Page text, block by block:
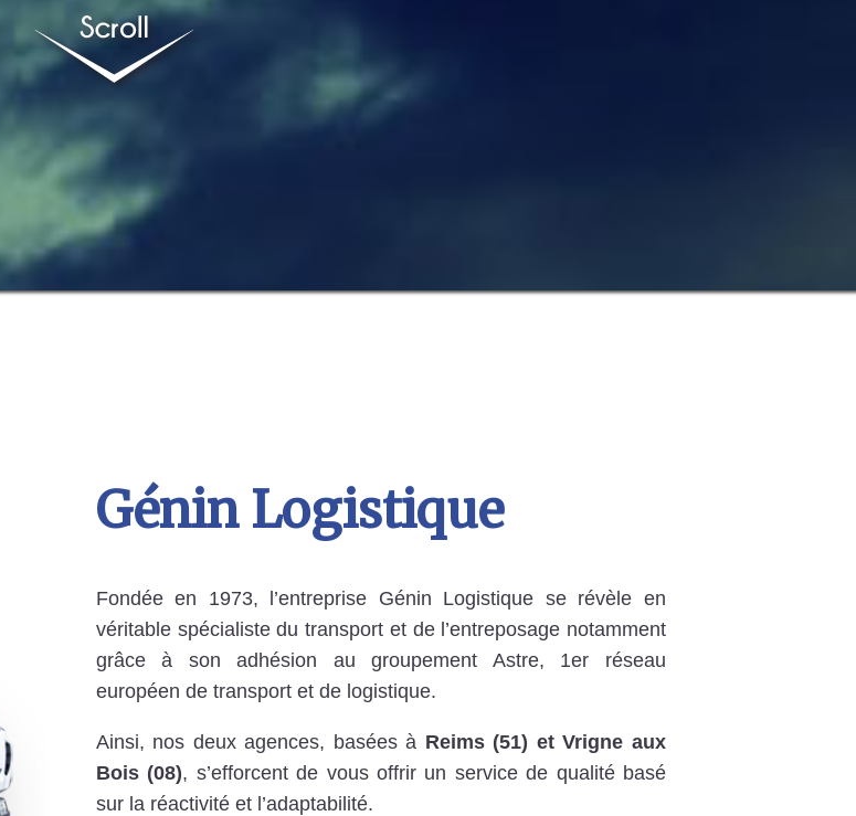
Génin Logistique
Fondée en 1973, l’entreprise Génin Logistique se révèle en
véritable spécialiste du transport et de l’entreposage notamment
grâce à son adhésion au groupement Astre, 1er réseau
européen de transport et de logistique.
Ainsi, nos deux agences, basées à Reims (51) et Vrigne aux
Bois (08), s’efforcent de vous offrir un service de qualité basé
sur la réactivité et l’adaptabilité.